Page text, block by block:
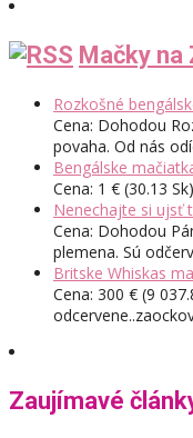
Mačky
Rozkošné
Cena: Dohodou
povaha. Od nás
Bengálske
Cena: 1 € (30.13
Nenechajte si ujsť
Cena: Dohodou
plemena. Sú
Britske Whiskas
Cena: 300 € (9
Zaujímavé